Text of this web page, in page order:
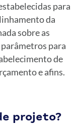
para
da
sobre as
para
de
e afins.
projeto?